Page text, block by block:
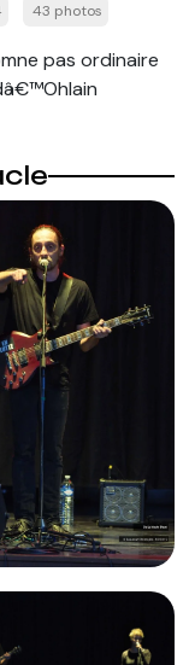
43 photos
pas ordinaire